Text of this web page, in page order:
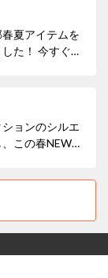
夏アイテムを
た！ 今すぐ履
ョンのシルエ
この春NEW